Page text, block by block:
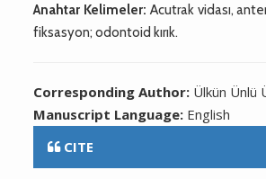
Anahtar Kelimeler: Acutrak vidası,
fiksasyon; odontoid kırık.
Corresponding Author: Ülkün Ünlü
Manuscript Language: English
CITE